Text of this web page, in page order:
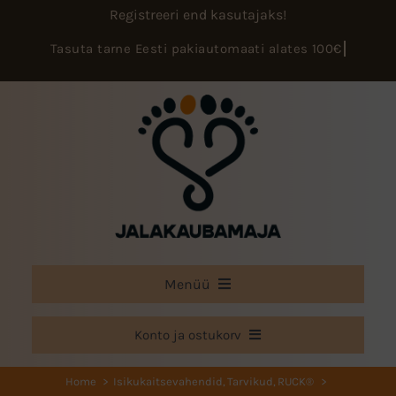
Registreeri end kasutajaks!
Menüü
E-pood
Teenused
Konto ja ostukorv
Minu konto
Home Isikukaitsevahendid Tarvikud RUCK®